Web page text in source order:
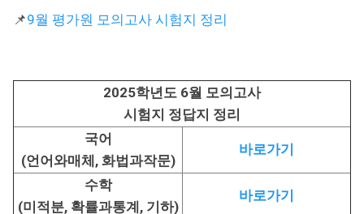
📌9월 평가원 모의고사 시험지 정리
2025학년도 6월 모의고사
시험지 정답지 정리
국어
(언어와매체, 화법과작문)
바로가기
수학
(미적분, 확률과통계, 기하)
바로가기